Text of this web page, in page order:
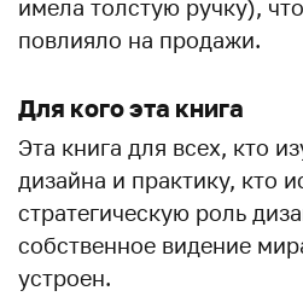
имела толстую ручку),
повлияло на продажи.
Для кого эта книга
Эта книга для всех, кто
дизайна и практику, кто
стратегическую роль
собственное видение
устроен.